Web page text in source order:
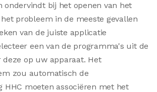
ondervindt bij het openen van het
probleem in de meeste gevallen
van de juiste applicatie
een van de programma's uit de
op uw apparaat. Het
zou automatisch de
HHC moeten associëren met het